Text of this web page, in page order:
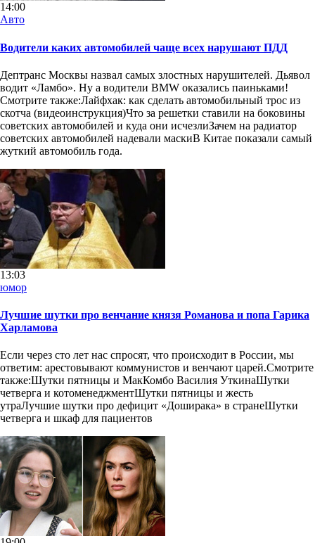
14:00
Авто
Водители каких автомобилей чаще всех нарушают ПДД
Дептранс Москвы назвал самых злостных нарушителей. Дьявол
водит «Ламбо». Ну а водители BMW оказались паиньками!
Смотрите также:Лайфхак: как сделать автомобильный трос из
скотча (видеоинструкция)Что за решетки ставили на боковины
советских автомобилей и куда они исчезлиЗачем на радиатор
советских автомобилей надевали маскиВ Китае показали самый
жуткий автомобиль года.
13:03
юмор
Лучшие шутки про венчание князя Романова и попа Гарика
Харламова
Если через сто лет нас спросят, что происходит в России, мы
ответим: арестовывают коммунистов и венчают царей.Смотрите
также:Шутки пятницы и МакКомбо Василия УткинаШутки
четверга и котоменеджментШутки пятницы и жесть
утраЛучшие шутки про дефицит «Доширака» в странеШутки
четверга и шкаф для пациентов